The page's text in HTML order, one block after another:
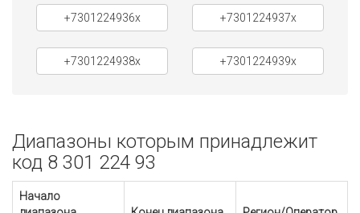
+7301224936x +7301224937x
+7301224938x +7301224939x
Диапазоны которым принадлежит
код 8 301 224 93
Начало